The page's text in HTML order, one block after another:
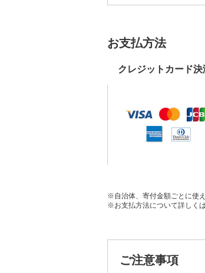
お支払方法
クレジットカード決
※自治体、寄付金額ごとに使
※お支払方法について詳しくは
ご注意事項